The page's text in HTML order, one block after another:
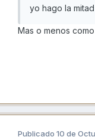
yo hago la
Mas o menos
Publicado 10 de